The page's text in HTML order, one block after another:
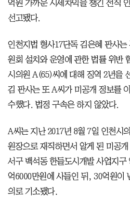
억원 가까운 시세차익을 챙긴 전직
선고됐다.
인천지법 형사17단독 김은혜 판사는
원회 설치와 운영에 관한 법률 위반
시의원 A(65)씨에 대해 징역 2년을
김 판사는 또 A씨가 미공개 정보를
수했다. 법정 구속은 하지 않았다.
A씨는 지난 2017년 8월 7일 인천시
원장으로 재직하면서 알게 된 미공
서구 백석동 한들도시개발 사업지구
억6000만원에 사들인 뒤, 30억원이
의로 기소됐다.